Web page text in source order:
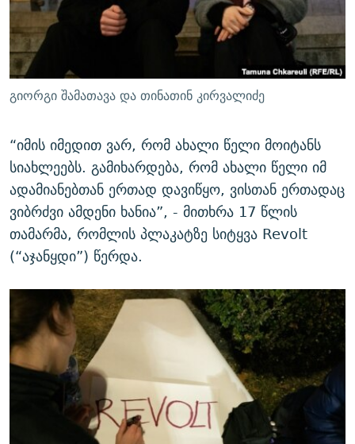
გიორგი შამათავა და თინათინ კირვალიძე
“იმის იმედით ვარ, რომ ახალი წელი მოიტანს
სიახლეებს. გამიხარდება, რომ ახალი წელი იმ
ადამიანებთან ერთად დავიწყო, ვისთან ერთადაც
ვიბრძვი ამდენი ხანია”, - მითხრა 17 წლის
თამარმა, რომლის პლაკატზე სიტყვა Revolt
(“აჯანყდი”) წერდა.